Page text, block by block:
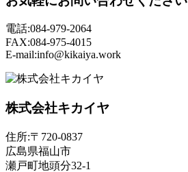
電話:084-979-2064
FAX:084-975-4015
E-mail:info@kikaiya.work
株式会社キカイヤ
住所:〒720-0837
広島県福山市
瀬戸町地頭分32-1